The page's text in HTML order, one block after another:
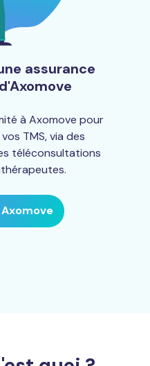
assurance
à Axomove pour
TMS, via des
téléconsultations